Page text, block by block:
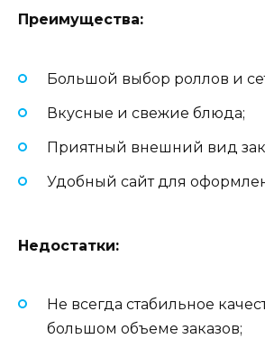
Преимущества:
Большой выбор роллов и
Вкусные и свежие блюда;
Приятный внешний вид
Удобный сайт для
Недостатки:
Не всегда стабильное
большом объеме заказов;